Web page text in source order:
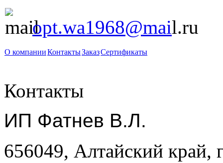
opt.wa1968@mail.ru
О компанииКонтактыЗаказСертификаты
Контакты
ИП Фатнев В.Л.
656049, Алтайский край,